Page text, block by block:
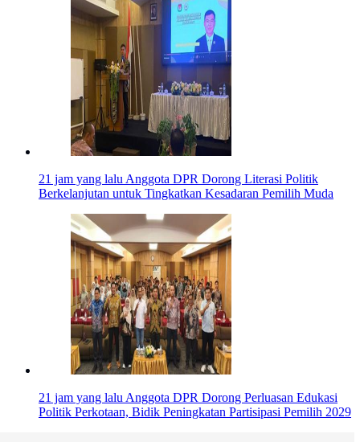
21 jam yang lalu Anggota DPR Dorong Literasi Politik
Berkelanjutan untuk Tingkatkan Kesadaran Pemilih Muda
21 jam yang lalu Anggota DPR Dorong Perluasan Edukasi
Politik Perkotaan, Bidik Peningkatan Partisipasi Pemilih 2029